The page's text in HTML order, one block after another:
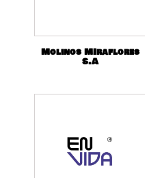
Molinos MIraflores
S.A